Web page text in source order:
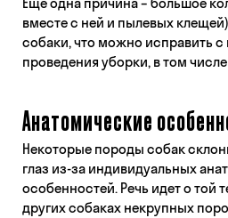
вместе с ней и пылевых
собаки, что можно исправить
проведения уборки, в том
Анатомические
Некоторые породы собак
глаз из-за индивидуальных
особенностей. Речь идет о той
других собаках некрупных